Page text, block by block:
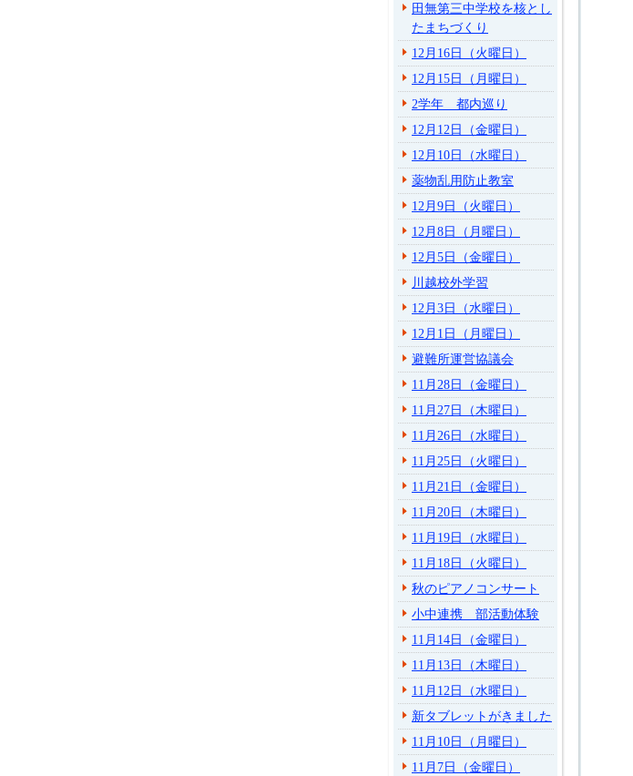
田無第三中学校を核とし
たまちづくり
12月16日（火曜日）
12月15日（月曜日）
2学年 都内巡り
12月12日（金曜日）
12月10日（水曜日）
薬物乱用防止教室
12月9日（火曜日）
12月8日（月曜日）
12月5日（金曜日）
川越校外学習
12月3日（水曜日）
12月1日（月曜日）
避難所運営協議会
11月28日（金曜日）
11月27日（木曜日）
11月26日（水曜日）
11月25日（火曜日）
11月21日（金曜日）
11月20日（木曜日）
11月19日（水曜日）
11月18日（火曜日）
秋のピアノコンサート
小中連携 部活動体験
11月14日（金曜日）
11月13日（木曜日）
11月12日（水曜日）
新タブレットがきました
11月10日（月曜日）
11月7日（金曜日）